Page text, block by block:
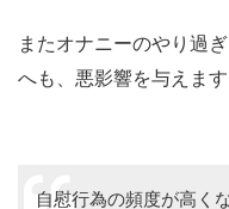
またオナニーのやり過
へも、悪影響を与えます
自慰行為の頻度が高く